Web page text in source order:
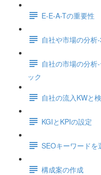
E-E-A-Tの重要性
自社や市場の分析
自社の市場の分析
ック
自社の流入KWと
KGIとKPIの設定
SEOキーワードを
構成案の作成